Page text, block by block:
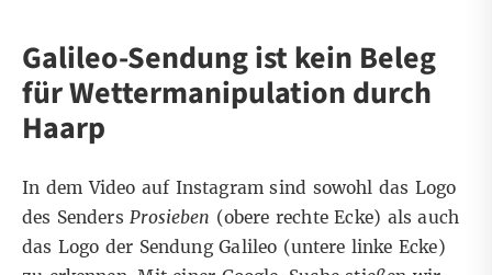
Galileo-Sendung ist kein Beleg
für Wettermanipulation durch
Haarp
In dem Video auf Instagram sind sowohl das Logo
des SendersProsieben (obere rechte Ecke) als auch
das Logo der Sendung Galileo (untere linke Ecke)